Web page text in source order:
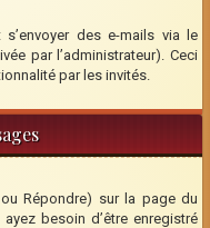
des e-mails via le
par l’administrateur). Ceci
par les invités.
Répondre) sur la page du
besoin d’être enregistré